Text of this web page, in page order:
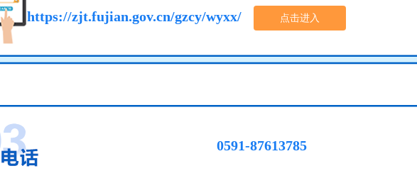
https://zjt.fujian.gov.cn/gzcy/wyxx/ 点击进入
0591-87613785